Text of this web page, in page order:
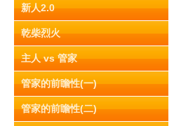
新人2.0
乾柴烈火
主人 vs 管家
管家的前瞻性(一)
管家的前瞻性(二)